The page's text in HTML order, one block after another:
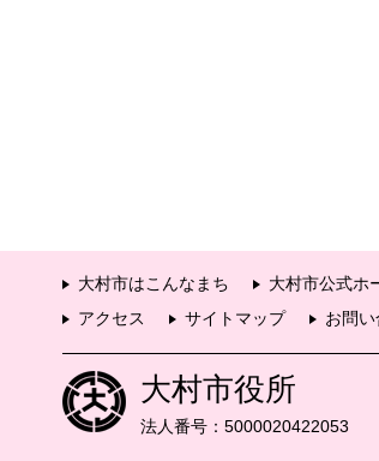
大村市はこんなまち 大村市公式ホ
アクセス
サイトマップ お問
大村市役所
法人番号：5000020422053